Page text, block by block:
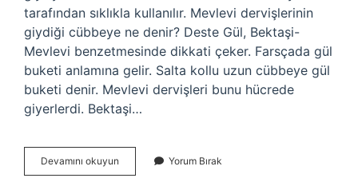
tarafından sıklıkla kullanılır. Mevlevi dervişlerinin
giydiği cübbeye ne denir? Deste Gül, Bektaşi-
Mevlevi benzetmesinde dikkati çeker. Farsçada gül
buketi anlamına gelir. Salta kollu uzun cübbeye gül
buketi denir. Mevlevi dervişleri bunu hücrede
giyerlerdi. Bektaşi…
Devamını okuyun
Kıyafetine
Yorum Bırak